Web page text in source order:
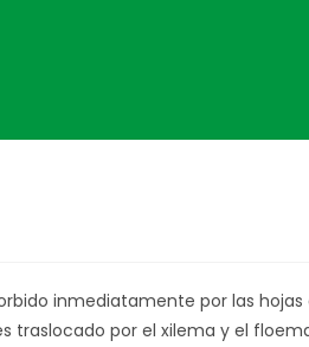
inmediatamente por las
traslocado por el xilema y el